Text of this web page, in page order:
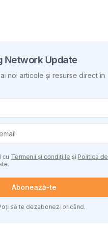
Network Update
noi articole și resurse direct în
cu Termenii și condițiile și Politica de
.
Abonează-te
să te dezabonezi oricând.